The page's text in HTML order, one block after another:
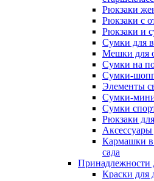
Рюкзаки
Рюкзаки с
Рюкзаки и
Сумки для
Мешки для
Сумки на
Сумки-
Элементы
Сумки-
Сумки
Рюкзаки
Кармашки в
сада
Принадлежности
Краски для